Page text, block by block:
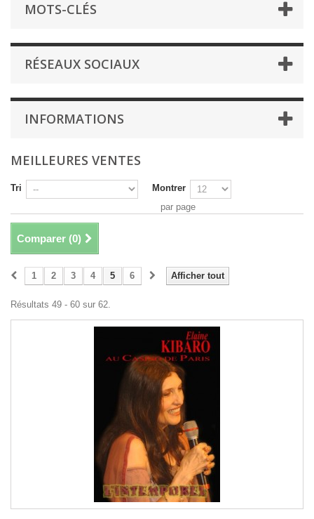
MOTS-CLÉS
RÉSEAUX SOCIAUX
INFORMATIONS
MEILLEURES VENTES
Tri
Montrer
par page
Comparer (0)
Afficher tout
1 2 3 4 5 6
Résultats 49 - 60 sur 62.